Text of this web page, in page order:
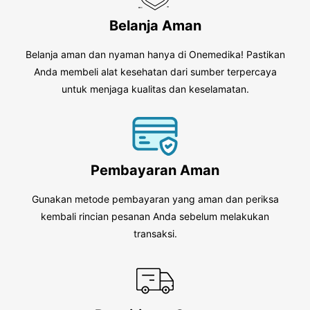
Belanja Aman
Belanja aman dan nyaman hanya di Onemedika! Pastikan
Anda membeli alat kesehatan dari sumber terpercaya
untuk menjaga kualitas dan keselamatan.
Pembayaran Aman
Gunakan metode pembayaran yang aman dan periksa
kembali rincian pesanan Anda sebelum melakukan
transaksi.